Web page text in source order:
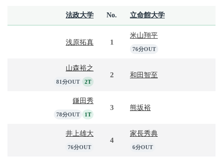
法政大学 No. 立命館大学
浅原拓真 1
米山翔平
76分OUT
山森裕之
81分OUT 2T
2 和田智至
鎌田秀
78分OUT 1T
3 熊坂裕
井上雄大
76分OUT
4
家長秀典
6分OUT